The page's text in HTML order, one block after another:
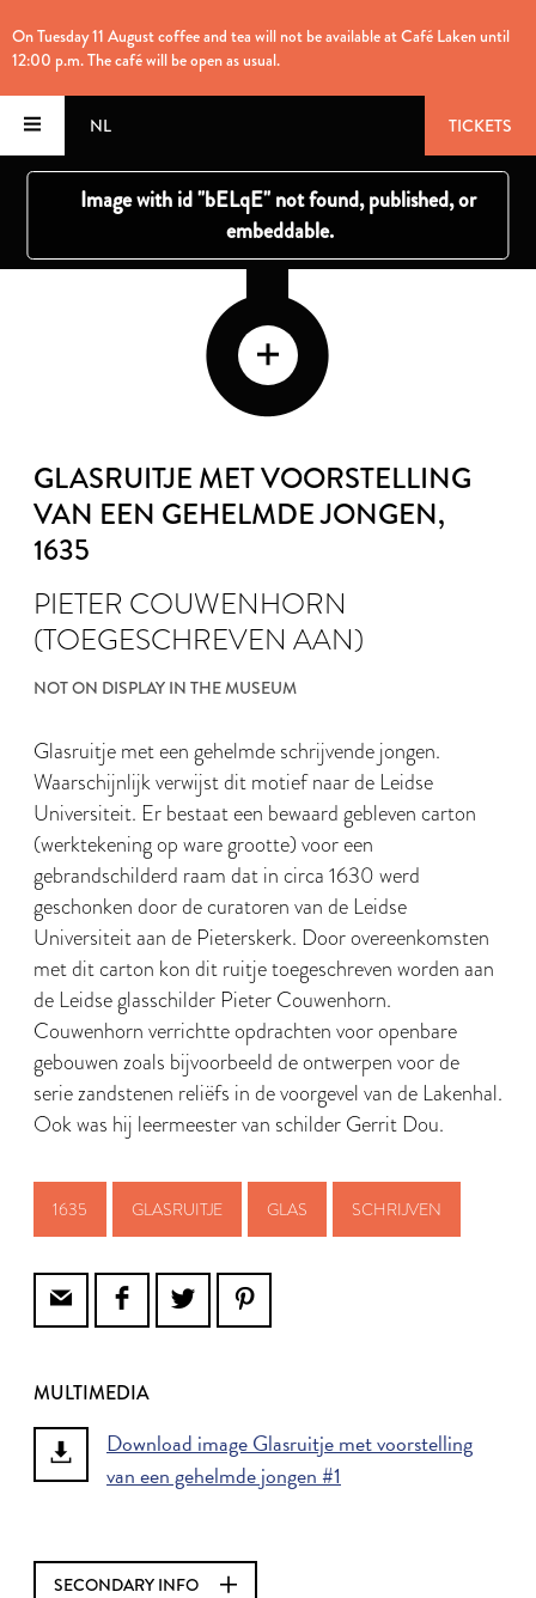
On Tuesday 11 August coffee and tea will not be available at Café Laken until
12:00 p.m. The café will be open as usual.
NL TICKETS
GLASRUITJE MET VOORSTELLING
VAN EEN GEHELMDE JONGEN,
1635
PIETER COUWENHORN
(TOEGESCHREVEN AAN)
NOT ON DISPLAY IN THE MUSEUM
Glasruitje met een gehelmde schrijvende jongen.
Waarschijnlijk verwijst dit motief naar de Leidse
Universiteit. Er bestaat een bewaard gebleven carton
(werktekening op ware grootte) voor een
gebrandschilderd raam dat in circa 1630 werd
geschonken door de curatoren van de Leidse
Universiteit aan de Pieterskerk. Door overeenkomsten
met dit carton kon dit ruitje toegeschreven worden aan
de Leidse glasschilder Pieter Couwenhorn.
Couwenhorn verrichtte opdrachten voor openbare
gebouwen zoals bijvoorbeeld de ontwerpen voor de
serie zandstenen reliëfs in de voorgevel van de Lakenhal.
Ook was hij leermeester van schilder Gerrit Dou.
1635 GLASRUITJE GLAS SCHRIJVEN
MULTIMEDIA
Download image Glasruitje met voorstelling
van een gehelmde jongen #1
SECONDARY INFO